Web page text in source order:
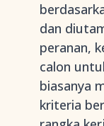
dan
peranan,
calon
biasanya
kriteria